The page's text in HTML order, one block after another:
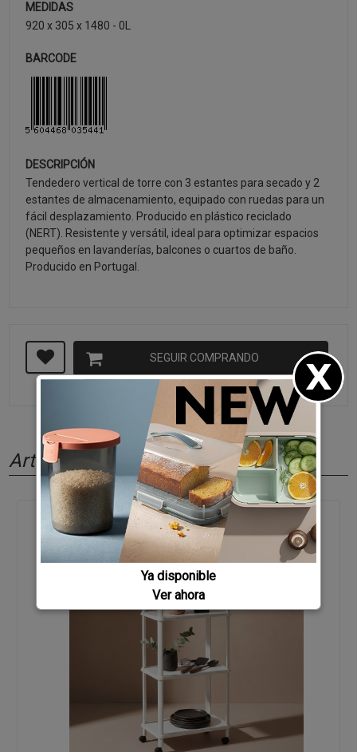
MEDIDAS
920 x 305 x 1480 - 0L
BARCODE
DESCRIPCIÓN
Tendedero vertical de torre con 3 estantes para secado y 2
estantes de almacenamiento, equipado con ruedas para un
fácil desplazamiento. Producido en plástico reciclado
(NERT). Resistente y versátil, ideal para optimizar espacios
pequeños en lavanderías, balcones o cuartos de baño.
Producido en Portugal.
SEGUIR COMPRANDO
Artículos relacionados
Ya disponible
Ver ahora